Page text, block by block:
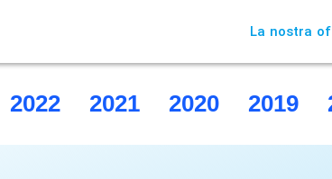
La nostra
2022 2021 2020 2019